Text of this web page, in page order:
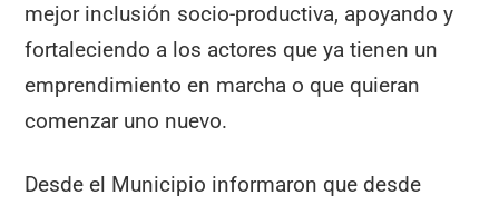
mejor inclusión socio-productiva, apoyando y
fortaleciendo a los actores que ya tienen un
emprendimiento en marcha o que quieran
comenzar uno nuevo.
Desde el Municipio informaron que desde